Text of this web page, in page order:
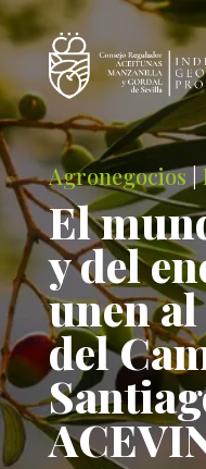
Agronegocios|
El
y del
unen
del